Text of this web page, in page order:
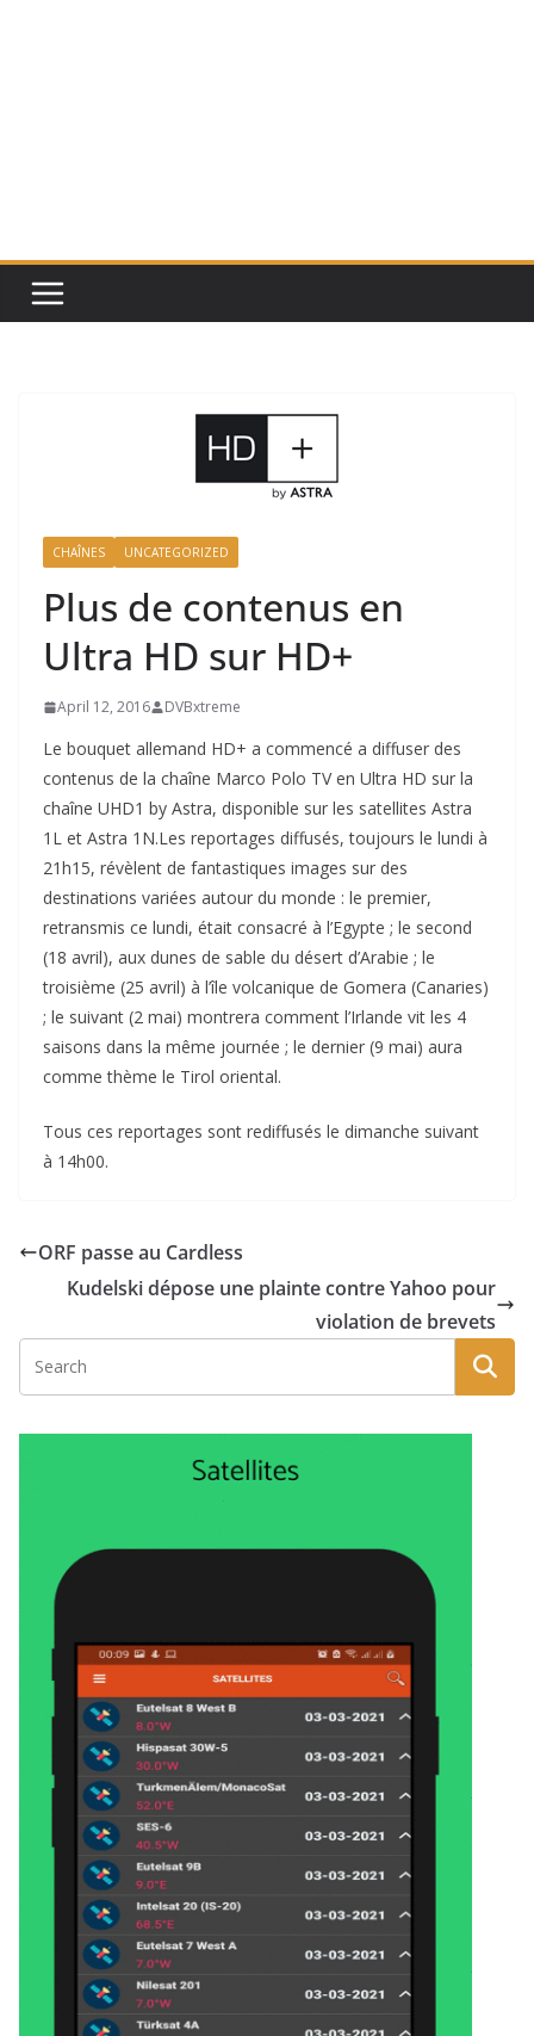
CHAÎNES UNCATEGORIZED
Plus de contenus en
Ultra HD sur HD+
April 12, 2016 DVBxtreme
Le bouquet allemand HD+ a commencé a diffuser des
contenus de la chaîne Marco Polo TV en Ultra HD sur la
chaîne UHD1 by Astra, disponible sur les satellites Astra
1L et Astra 1N.Les reportages diffusés, toujours le lundi à
21h15, révèlent de fantastiques images sur des
destinations variées autour du monde : le premier,
retransmis ce lundi, était consacré à l’Egypte ; le second
(18 avril), aux dunes de sable du désert d’Arabie ; le
troisième (25 avril) à l’île volcanique de Gomera (Canaries)
; le suivant (2 mai) montrera comment l’Irlande vit les 4
saisons dans la même journée ; le dernier (9 mai) aura
comme thème le Tirol oriental.
Tous ces reportages sont rediffusés le dimanche suivant
à 14h00.
ORF passe au Cardless
Kudelski dépose une plainte contre Yahoo pour
violation de brevets